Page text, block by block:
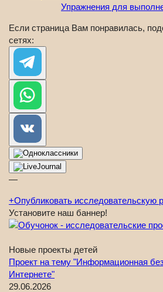
Упражнения для
Если страница Вам понравилась,
сетях:
—
+Опубликовать исследовательскую
Установите наш баннер!
Новые проекты детей
Проект на тему "Информационная
Интернете"
29.06.2026